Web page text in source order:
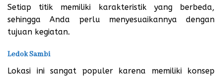
Setiap titik memiliki karakteristik yang berbeda,
sehingga Anda perlu menyesuaikannya dengan
tujuan kegiatan.
Ledok Sambi
Lokasi ini sangat populer karena memiliki konsep